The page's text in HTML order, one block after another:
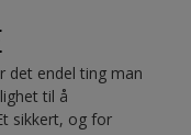
det endel ting man
til å
sikkert, og for